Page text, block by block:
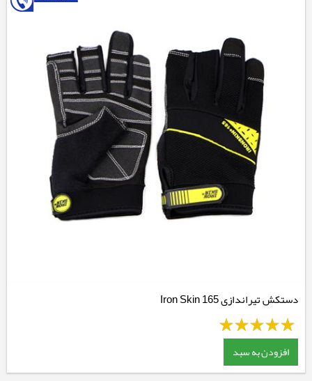
دستکش تیراندازی Iron Skin 165
افزودن به سبد